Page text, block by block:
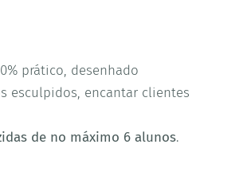
prático, desenhado
esculpidos, encantar clientes
de no máximo 6 alunos.